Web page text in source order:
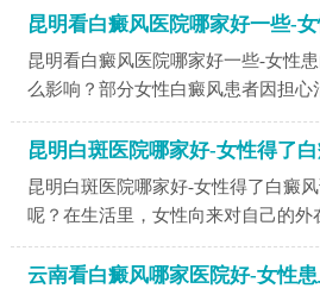
昆明看白癜风医院哪家好一些-
昆明看白癜风医院哪家好一些-女性
么影响？部分女性白癜风患者因担心
昆明白斑医院哪家好-女性得了
昆明白斑医院哪家好-女性得了白癜
呢？在生活里，女性向来对自己的外
云南看白癜风哪家医院好-女性